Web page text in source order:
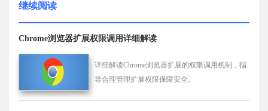
继续阅读
Chrome浏览器扩展权限调用详细解读
详细解读Chrome浏览器扩展的权限调用机制，指
导合理管理扩展权限保障安全。